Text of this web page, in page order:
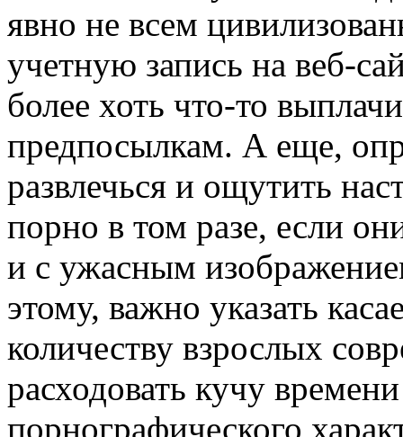
явно не всем
учетную запись на веб-
более хоть что-то
предпосылкам. А еще,
развлечься и ощутить
порно в том разе, если
и с ужасным
этому, важно указать
количеству взрослых
расходовать кучу
порнографического